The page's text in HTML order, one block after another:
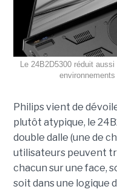
Le 24B2D5300 réduit
Philips vient de
plutôt atypique, le
double dalle (une de
utilisateurs peuvent
chacun sur une face,
soit dans une logique